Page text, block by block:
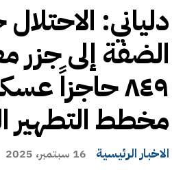
دلياني:
الضفة إلى جزر
٨٤٩ حاجزاً
مخطط التطهير
الاخبار الرئيسية 16 سبتمبر، 2025